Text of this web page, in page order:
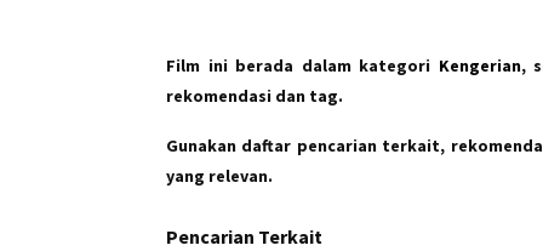
Film ini berada dalam kategori Kengerian,
rekomendasi dan tag.
Gunakan daftar pencarian terkait,
yang relevan.
Pencarian Terkait